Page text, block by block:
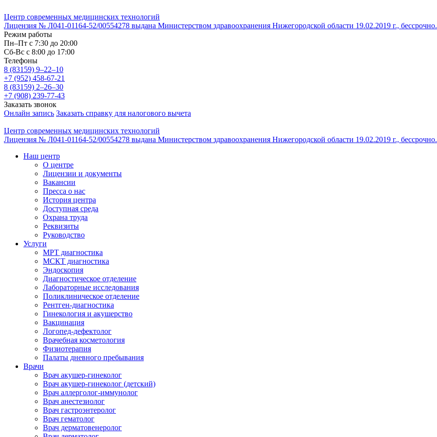
Центр современных медицинских технологий
Лицензия № Л041-01164-52/00554278 выдана Министерством здравоохранения Нижегородской области 19.02.2019 г., бессрочно.
Режим работы
Пн–Пт с 7:30 до 20:00
Cб-Вс с 8:00 до 17:00
Телефоны
8 (83159) 9–22–10
+7 (952) 458-67-21
8 (83159) 2–26–30
+7 (908) 239-77-43
Заказать звонок
Онлайн запись Заказать справку для налогового вычета
Центр современных медицинских технологий
Лицензия № Л041-01164-52/00554278 выдана Министерством здравоохранения Нижегородской области 19.02.2019 г., бессрочно.
Наш центр
О центре
Лицензии и документы
Вакансии
Пресса о нас
История центра
Доступная среда
Охрана труда
Реквизиты
Руководство
Услуги
МРТ диагностика
МСКТ диагностика
Эндоскопия
Диагностическое отделение
Лабораторные исследования
Поликлиническое отделение
Рентген-диагностика
Гинекология и акушерство
Вакцинация
Логопед-дефектолог
Врачебная косметология
Физиотерапия
Палаты дневного пребывания
Врачи
Врач акушер-гинеколог
Врач акушер-гинеколог (детский)
Врач аллерголог-иммунолог
Врач анестезиолог
Врач гастроэнтеролог
Врач гематолог
Врач дерматовенеролог